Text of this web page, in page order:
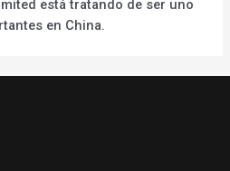
está tratando de ser uno
en China.